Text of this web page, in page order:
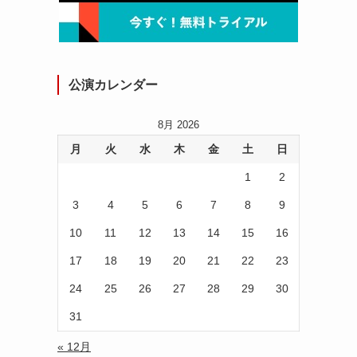
公演カレンダー
8月 2026
月 火 水 木 金 土 日
1 2
3 4 5 6 7 8 9
10 11 12 13 14 15 16
17 18 19 20 21 22 23
24 25 26 27 28 29 30
31
« 12月